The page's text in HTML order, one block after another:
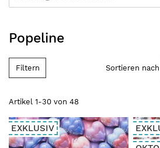
Popeline
Artikel 1-30 von 48
Sortieren nach
EXKLUSIV
Filtern